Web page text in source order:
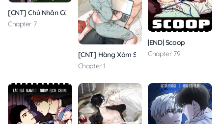
[CNT] Chủ Nhân Của C
Chapter 7
[CNT] Hàng Xóm Sát Vách
Chapter 1
|END| Scoop
Chapter 79